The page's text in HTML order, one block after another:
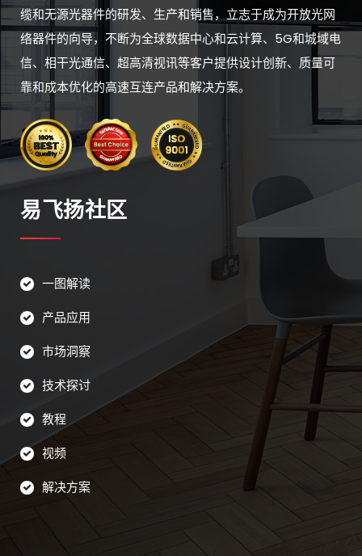
缆和无源光器件的研发、生产和销售，立志于成为开放光网
络器件的向导，不断为全球数据中心和云计算、5G和城域电
信、相干光通信、超高清视讯等客户提供设计创新、质量可
靠和成本优化的高速互连产品和解决方案。
易飞扬社区
一图解读
产品应用
市场洞察
技术探讨
教程
视频
解决方案